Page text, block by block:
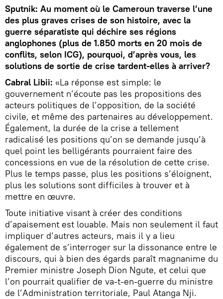
Sputnik: Au moment où le Cameroun traverse l’une
des plus graves crises de son histoire, avec la
guerre séparatiste qui déchire ses régions
anglophones (plus de 1.850 morts en 20 mois de
conflits, selon ICG), pourquoi, d’après vous, les
solutions de sortie de crise tardent-elles à arriver?
Cabral Libii: «La réponse est simple: le
gouvernement n’écoute pas les propositions des
acteurs politiques de l’opposition, de la société
civile, et même des partenaires au développement.
Également, la durée de la crise a tellement
radicalisé les positions qu’on se demande jusqu’à
quel point les belligérants pourraient faire des
concessions en vue de la résolution de cette crise.
Plus le temps passe, plus les positions s’éloignent,
plus les solutions sont difficiles à trouver et à
mettre en œuvre.
Toute initiative visant à créer des conditions
d’apaisement est louable. Mais non seulement il faut
impliquer d’autres acteurs, mais il y a lieu
également de s’interroger sur la dissonance entre le
discours, qui à bien des égards paraît magnanime du
Premier ministre Joseph Dion Ngute, et celui que
l’on pourrait qualifier de va-t-en-guerre du ministre
de l’Administration territoriale, Paul Atanga Nji.